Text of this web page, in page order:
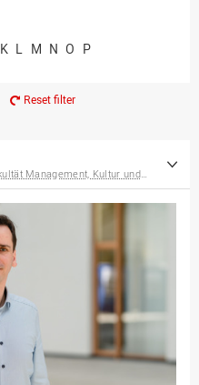
Professor*innen im
K L M N O P
Reset filter
Fakultät Management, Kultur und Technik